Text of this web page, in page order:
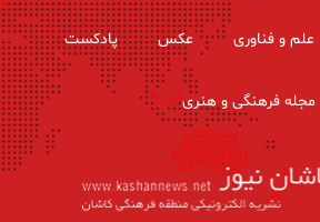
علم و فناوری عکس پادکست
مجله فرهنگی و هنری